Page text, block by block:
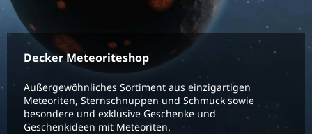
Decker Meteoriteshop
Außergewöhnliches Sortiment aus einzigartigen
Meteoriten, Sternschnuppen und Schmuck sowie
besondere und exklusive Geschenke und
Geschenkideen mit Meteoriten.